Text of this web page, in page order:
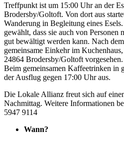
Treffpunkt ist um 15:00 Uhr an der
Brodersby/Goltoft. Von dort aus
Wanderung in Begleitung eines
gewählt, dass sie auch von
gut bewältigt werden kann. Nach
gemeinsame Einkehr im
24864 Brodersby/Goltoft
Beim gemeinsamen Kaffeetrinken in
der Ausflug gegen 17:00 Uhr aus.
Die Lokale Allianz freut sich auf
Nachmittag. Weitere Informationen
5947 9114
Wann?